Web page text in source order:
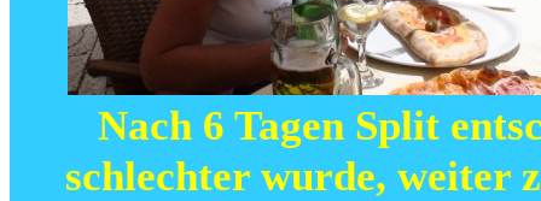
Nach 6 Tagen Split
schlechter wurde, weiter